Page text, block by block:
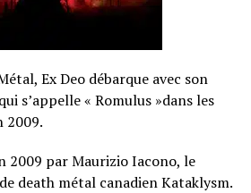
Ex Deo débarque avec son
s’appelle « Romulus »dans les
2009.
2009 par Maurizio Iacono, le
death métal canadien Kataklysm.